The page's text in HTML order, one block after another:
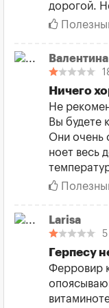
дорогой.
Валентина
Ничего
Не
Вы будете
Они очень
ноет весь
Larisa
5
Герпесу
Ферровир